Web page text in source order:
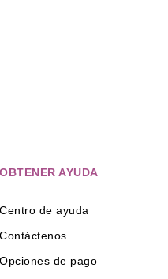
OBTENER AYUDA
Centro de ayuda
Contáctenos
Opciones de pago